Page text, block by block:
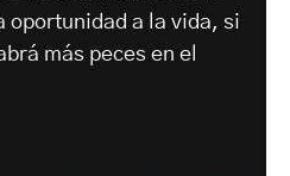
oportunidad a la vida, si
más peces en el